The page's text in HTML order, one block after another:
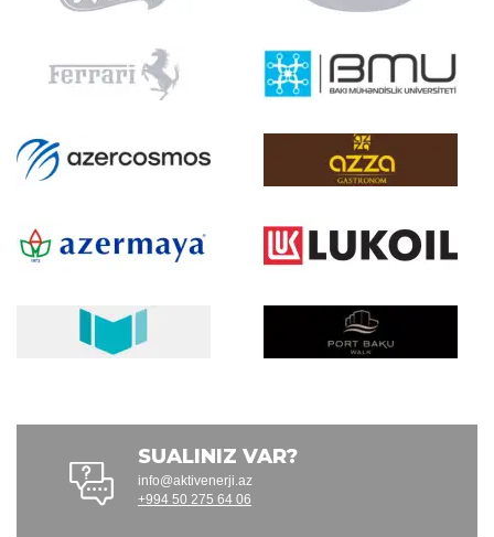
SUALINIZ VAR?
info@aktivenerji.az
+994 50 275 64 06